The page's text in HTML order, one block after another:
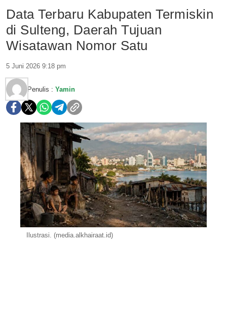
Data Terbaru Kabupaten Termiskin
di Sulteng, Daerah Tujuan
Wisatawan Nomor Satu
5 Juni 2026 9:18 pm
Penulis : Yamin
Ilustrasi. (media.alkhairaat.id)